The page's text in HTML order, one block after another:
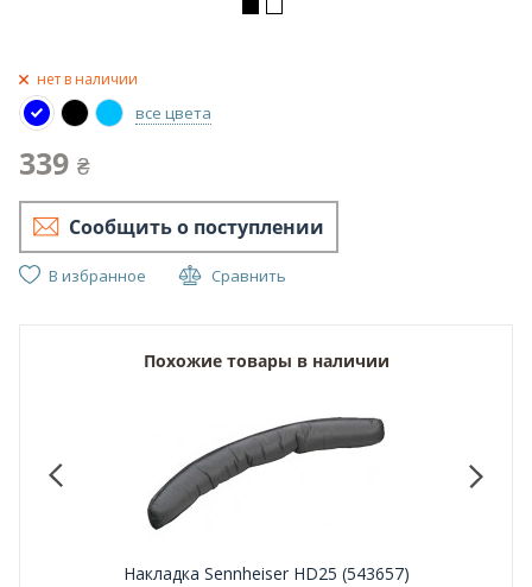
нет в наличии
все цвета
339 ₴
Сообщить о поступлении
В избранное Сравнить
Похожие товары в наличии
Накладка Sennheiser HD25 (543657)